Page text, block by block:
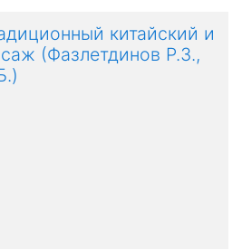
китайский и
(Фазлетдинов Р.З.,